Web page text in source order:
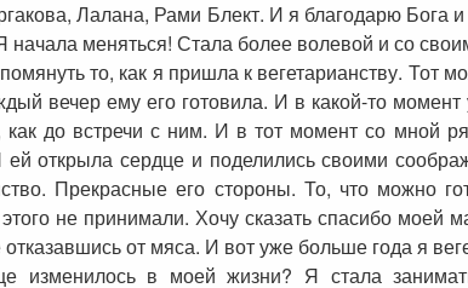
Лалана, Рами Блект. И я благодарю Бога
начала меняться! Стала более волевой и со
то, как я пришла к вегетарианству.
вечер ему его готовила. И в какой-то
как до встречи с ним. И в тот момент со мной
открыла сердце и поделились своими
Прекрасные его стороны. То, что можно
не принимали. Хочу сказать спасибо
от мяса. И вот уже больше года я
изменилось в моей жизни? Я стала